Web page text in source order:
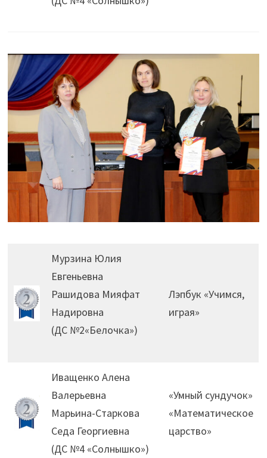
Мурзина Юлия
Евгеньевна
Рашидова Мияфат
Надировна
(ДС №2«Белочка»)
Лэпбук «Учимся,
играя»
Иващенко Алена
Валерьевна
Марьина-Старкова
Седа Георгиевна
(ДС №4 «Солнышко»)
«Умный сундучок»
«Математическое
царство»